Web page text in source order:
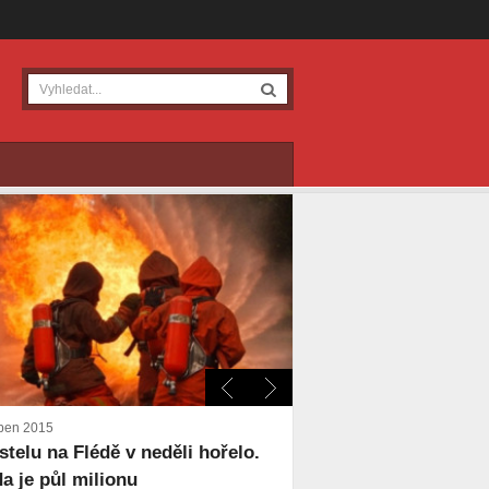
2015
na Flédě v neděli hořelo.
je půl milionu